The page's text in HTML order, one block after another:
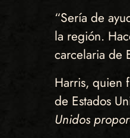
“Sería de
la región.
carcelaria de
Harris, quien
de Estados
Unidos